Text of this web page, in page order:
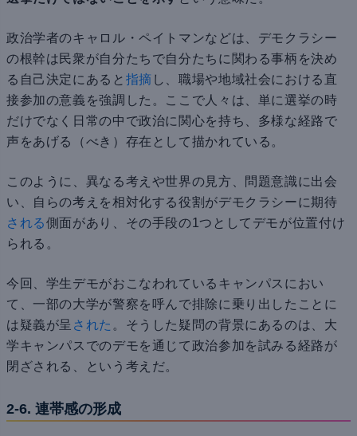
政治学者のキャロル・ペイトマンなどは、デモクラシー
の根幹は民衆が自分たちで自分たちに関わる事柄を決め
る自己決定にあると 指摘 し、職場や地域社会における直
接参加の意義を強調した。ここで人々は、単に選挙の時
だけでなく日常の中で政治に関心を持ち、多様な経路で
声をあげる（べき）存在として描かれている。
このように、異なる考えや世界の見方、問題意識に出会
い、自らの考えを相対化する役割がデモクラシーに期待
される側面があり、その手段の1つとしてデモが位置付け
られる。
今回、学生デモがおこなわれているキャンパスにおい
て、一部の大学が警察を呼んで排除に乗り出したことに
は疑義が呈 された 。そうした疑問の背景にあるのは、大
学キャンパスでのデモを通じて政治参加を試みる経路が
閉ざされる、という考えだ。
2-6. 連帯感の形成